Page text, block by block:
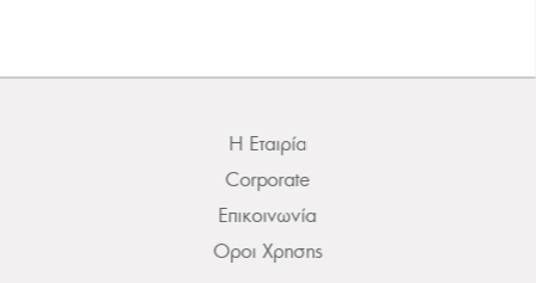
Η Εταιρία
Corporate
Επικοινωνία
Οροι Χρησης